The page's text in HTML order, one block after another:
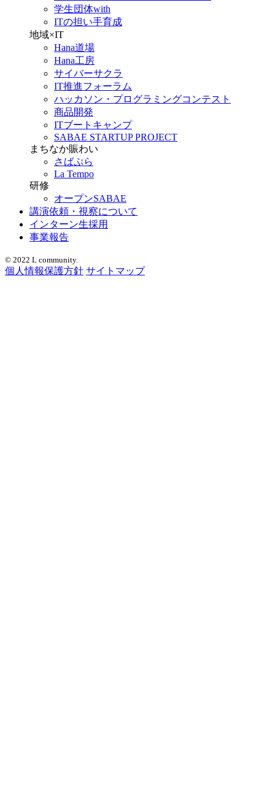
学生団体with
ITの担い手育成
地域×IT
Hana道場
Hana工房
サイバーサクラ
IT推進フォーラム
ハッカソン・プログラミングコンテスト
商品開発
ITブートキャンプ
SABAE STARTUP PROJECT
まちなか賑わい
さばぷら
La Tempo
研修
オープンSABAE
講演依頼・視察について
インターン生採用
事業報告
© 2022 L community.
個人情報保護方針 サイトマップ